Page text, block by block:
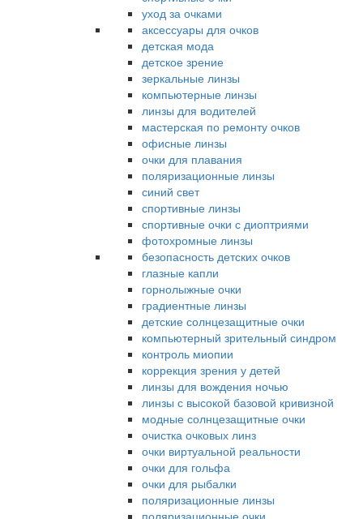
уход за очками
аксессуары для очков
детская мода
детское зрение
зеркальные линзы
компьютерные линзы
линзы для водителей
мастерская по ремонту очков
офисные линзы
очки для плавания
поляризационные линзы
синий свет
спортивные линзы
спортивные очки с диоптриями
фотохромные линзы
безопасность детских очков
глазные капли
горнолыжные очки
градиентные линзы
детские солнцезащитные очки
компьютерный зрительный синдром
контроль миопии
коррекция зрения у детей
линзы для вождения ночью
линзы с высокой базовой кривизной
модные солнцезащитные очки
очистка очковых линз
очки виртуальной реальности
очки для гольфа
очки для рыбалки
поляризационные линзы